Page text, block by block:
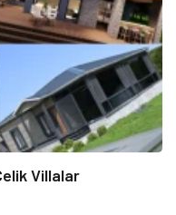
Villalar